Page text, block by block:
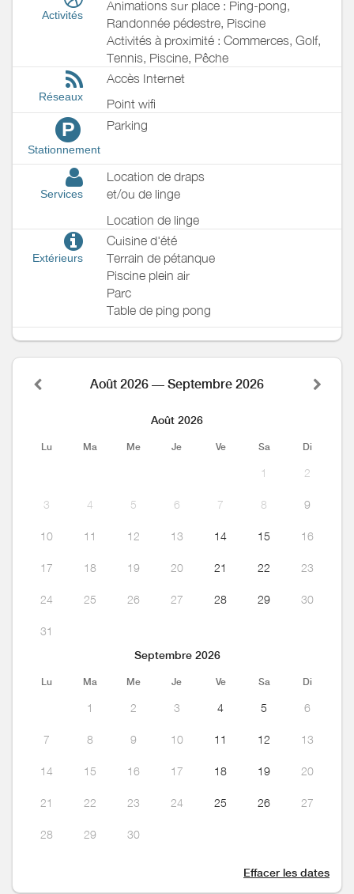
Activités
Animations sur place : Ping-pong,
Randonnée pédestre, Piscine
Activités à proximité : Commerces, Golf,
Tennis, Piscine, Pêche
Réseaux
Accès Internet
Point wifi
P
Stationnement
Parking
Services
Location de draps
et/ou de linge
Location de linge
Extérieurs
Cuisine d'été
Terrain de pétanque
Piscine plein air
Parc
Table de ping pong
Août 2026 — Septembre 2026
Août 2026
Lu Ma Me Je Ve Sa Di
1 2
3 4 5 6 7 8 9
10 11 12 13 14 15 16
17 18 19 20 21 22 23
24 25 26 27 28 29 30
31
Septembre 2026
Lu Ma Me Je Ve Sa Di
1 2 3 4 5 6
7 8 9 10 11 12 13
14 15 16 17 18 19 20
21 22 23 24 25 26 27
28 29 30
Effacer les dates